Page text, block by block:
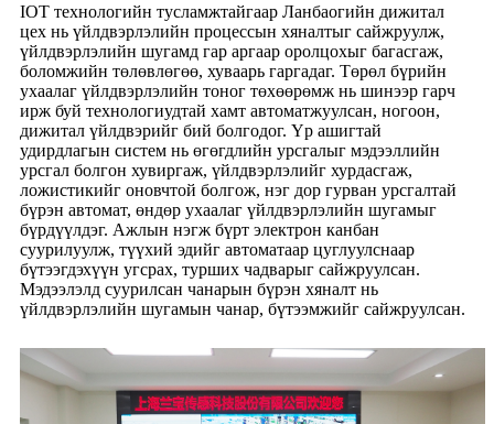
IOT технологийн тусламжтайгаар Ланбаогийн дижитал
цех нь үйлдвэрлэлийн процессын хяналтыг сайжруулж,
үйлдвэрлэлийн шугамд гар аргаар оролцохыг багасгаж,
боломжийн төлөвлөгөө, хуваарь гаргадаг. Төрөл бүрийн
ухаалаг үйлдвэрлэлийн тоног төхөөрөмж нь шинээр гарч
ирж буй технологиудтай хамт автоматжуулсан, ногоон,
дижитал үйлдвэрийг бий болгодог. Үр ашигтай
удирдлагын систем нь өгөгдлийн урсгалыг мэдээллийн
урсгал болгон хувиргаж, үйлдвэрлэлийг хурдасгаж,
ложистикийг оновчтой болгож, нэг дор гурван урсгалтай
бүрэн автомат, өндөр ухаалаг үйлдвэрлэлийн шугамыг
бүрдүүлдэг. Ажлын нэгж бүрт электрон канбан
суурилуулж, түүхий эдийг автоматаар цуглуулснаар
бүтээгдэхүүн угсрах, турших чадварыг сайжруулсан.
Мэдээлэлд суурилсан чанарын бүрэн хяналт нь
үйлдвэрлэлийн шугамын чанар, бүтээмжийг сайжруулсан.